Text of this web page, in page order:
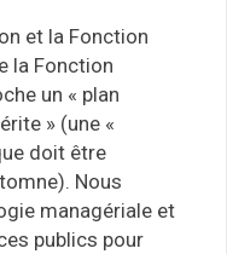
et la Fonction
la Fonction
un « plan
» (une «
doit être
Nous
managériale et
publics pour